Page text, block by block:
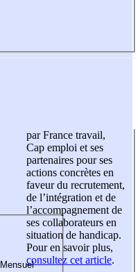
par France travail,
Cap emploi et ses
partenaires pour ses
actions concrètes en
faveur du recrutement,
de l’intégration et de
l’accompagnement de
ses collaborateurs en
situation de handicap.
Pour en savoir plus,
consultez cet article.